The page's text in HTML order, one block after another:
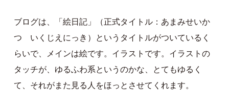
ブログは、「絵日記」（正式タイトル：あまみせいか
つ いくじえにっき）というタイトルがついているく
らいで、メインは絵です。イラストです。イラストの
タッチが、ゆるふわ系というのかな、とてもゆるく
て、それがまた見る人をほっとさせてくれます。